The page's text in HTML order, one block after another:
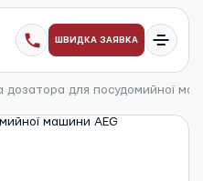
ШВИДКА ЗАЯВКА
дозатора для посудомийної